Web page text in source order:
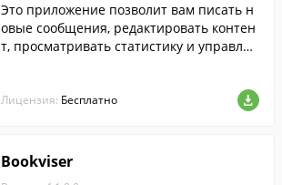
Это приложение позволит вам писать н
овые сообщения, редактировать контен
т, просматривать статистику и управлят
Лицензия: Бесплатно
Bookviser